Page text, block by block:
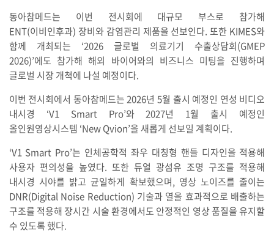
동아참메드는 이번 전시회에 대규모 부스로 참가해
ENT(이비인후과) 장비와 감염관리 제품을 선보인다. 또한 KIMES와
함께 개최되는 ‘2026 글로벌 의료기기 수출상담회(GMEP
2026)’에도 참가해 해외 바이어와의 비즈니스 미팅을 진행하며
글로벌 시장 개척에 나설 예정이다.
이번 전시회에서 동아참메드는 2026년 5월 출시 예정인 연성 비디오
내시경 ‘V1 Smart Pro’와 2027년 1월 출시 예정인
올인원영상시스템 ‘New Qvion’을 새롭게 선보일 계획이다.
‘V1 Smart Pro’는 인체공학적 좌우 대칭형 핸들 디자인을 적용해
사용자 편의성을 높였다. 또한 듀얼 광섬유 조명 구조를 적용해
내시경 시야를 밝고 균일하게 확보했으며, 영상 노이즈를 줄이는
DNR(Digital Noise Reduction) 기술과 열을 효과적으로 배출하는
구조를 적용해 장시간 시술 환경에서도 안정적인 영상 품질을 유지할
수 있도록 했다.